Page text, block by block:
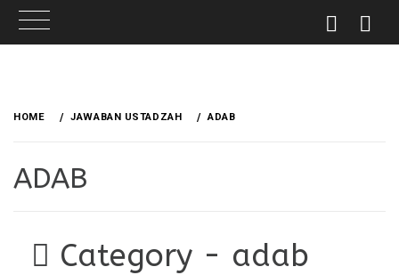
HOME JAWABAN USTADZAH ADAB
ADAB
Category - adab